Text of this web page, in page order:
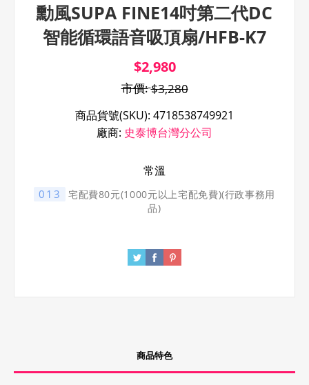
勳風SUPA FINE14吋第二代DC
智能循環語音吸頂扇/HFB-K7
$2,980
市價:$3,280
商品貨號(SKU): 4718538749921
廠商: 史泰博台灣分公司
常溫
013
宅配費80元(1000元以上宅配免費)(行政事務用
品)
商品特色